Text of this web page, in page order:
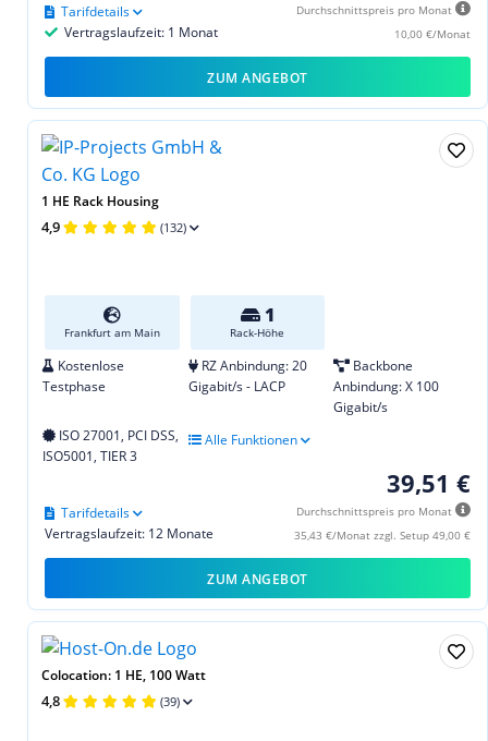
Durchschnittspreis pro Monat
10,00 €/Monat
Vertragslaufzeit: 1 Monat
Tarifdetails
ZUM ANGEBOT
1 HE Rack Housing
4,9 (132)
Frankfurt am Main
1
Rack-Höhe
Kostenlose
Testphase
RZ Anbindung: 20
Gigabit/s - LACP
Backbone
Anbindung: X 100
Gigabit/s
ISO 27001, PCI DSS,
ISO5001, TIER 3
Alle Funktionen
39,51 €
Durchschnittspreis pro Monat
35,43 €/Monat zzgl. Setup 49,00 €
Vertragslaufzeit: 12 Monate
Tarifdetails
ZUM ANGEBOT
Colocation: 1 HE, 100 Watt
4,8 (39)